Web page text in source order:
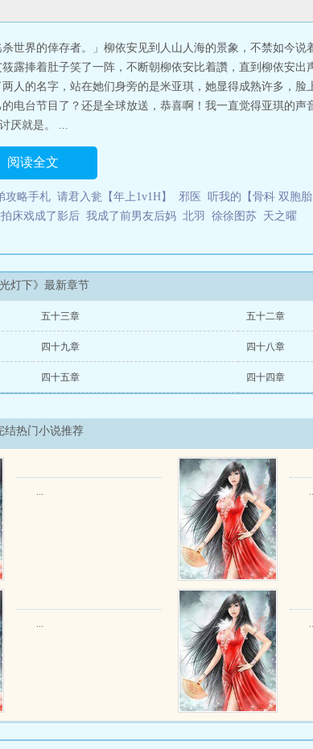
世界的倖存者。」柳依安见到人山人海的景象，不禁如今说
露捧着肚子笑了一阵，不断朝柳依安比着讚，直到柳依安出
人的名字，站在她们身旁的是米亚琪，她显得成熟许多，脸
电台节目了？还是全球放送，恭喜啊！我一直觉得亚琪的声
厌就是。 ...
阅读全文
攻略手札 请君入瓮【年上1v1H】 邪医 听我的【骨科 双胞胎
床戏成了影后 我成了前男友后妈 北羽 徐徐图苏 天之曜
光灯下》最新章节
五十三章 五十二章
四十九章 四十八章
四十五章 四十四章
结热门小说推荐
...
...